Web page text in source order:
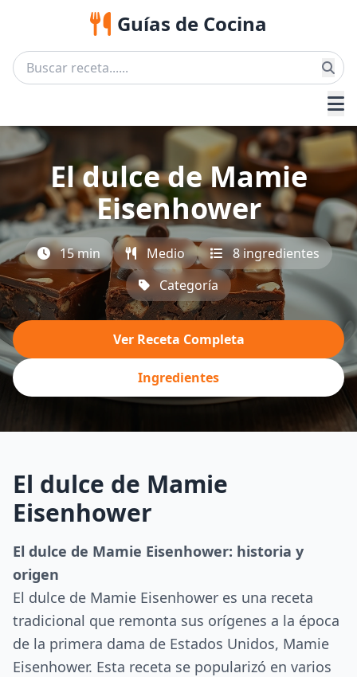
Guías de Cocina
El dulce de Mamie
Eisenhower
15 min Medio
8 ingredientes
Categoría
Ver Receta Completa
Ingredientes
El dulce de Mamie
Eisenhower
El dulce de Mamie Eisenhower: historia y
origen
El dulce de Mamie Eisenhower es una receta
tradicional que remonta sus orígenes a la época
de la primera dama de Estados Unidos, Mamie
Eisenhower. Esta receta se popularizó en varios